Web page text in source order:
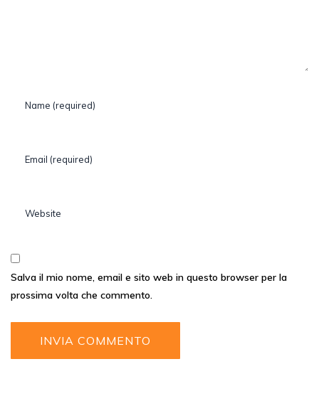
Salva il mio nome, email e sito web in questo browser per la
prossima volta che commento.